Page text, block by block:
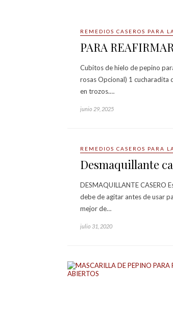
REMEDIOS CASEROS PARA
PARA
Cubitos de hielo de pepino
rosas Opcional) 1 cucharadita
en trozos.…
junio 29, 2025
REMEDIOS CASEROS PARA
Desmaquillante
DESMAQUILLANTE CASERO
debe de agitar antes de usar
mejor de…
julio 31, 2020